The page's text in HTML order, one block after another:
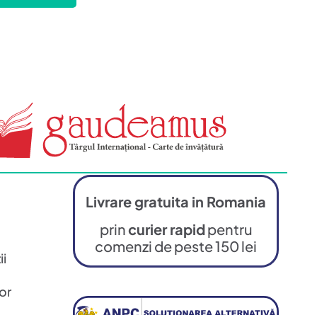
Livrare gratuita in Romania
princurier rapidpentru
comenzi de peste 150 lei